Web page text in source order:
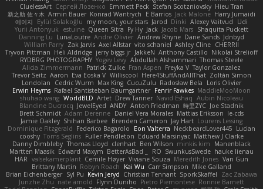
CluelessArt Cергей Лозенко Emmett Peck Stefan Scotzniovsky Hieu Tran
新之助 佐々木 Armin Bauer Konrad Wantrych E Barrios Jack Malone Harry Jumaidi
에이지
Eylül Solakoğlu my moon, your stars Jarod Dinki Alexey Vaitvud
Udi
Yurii Antonyuk
estuine Queen Sitra Fy Hy Jack Jacob Mars Shaquita Puckett
Danning Lu LunaLoutre Andre Olivier Andrew Rhyne Dane Sands Jdnbyd
William Parry Zak Jarvis Axel Allstar vito schaniel Ashley Cline CHERRII
Tryvon Pittman Heli Aldridge jerry biggs jr JakkeN Anthony Castillo Nikolai Strelioff
RYDBRG PHOTOGRAPHY Yogev Levy Abdullah Alshammari Thomas Steele
Alicia Zimmermann Patrick Zulke Fran Aspen Freyka V Taylor Gonzalez
Trevor Seitz Aaron Eva Eoska V Williscool Here4StuffAndAllThat Zoltán Simon
Londolan
Cedric Wurm Max King CucuZulu Radosław Bela
Loris Olivier
Erwin Heyms Rafael Santisteban Baumgartner Fenrir Fawkes MaddieMooMoon
shuhao wang WorldBLD Artet Drew Tanner Navid Eshaq Aubin Nicoleau
Blandine Ducrocq JewelEyed ANDY Anton Friedman 時里ZYC Joe Stadnik
Brett Schmidt Adam Derenne Daniel Vera Morales Mattias Eriksson le-cds
Jamie Oakley Shihan Barbee Brenden Cameron Jay Hart Lourens Lessing
Dominique Fitzgerald Federico Bagarolo Eon Valterra NeckbeardLover445 Lucian
cooshy Toms Seglins Fuller Pendleton Eduard Marsinyac Matthew J Clarke
Danny Dimbleby Thomas Lloyd clenhart Ben Wilson minkis kim
Manenblack
Martten Maasik Edward Maxym BetterAsBad _ RO SwunkusSwede hauke lienau
HAR valsekamerplant Cemile Høyer Viviane Souza Meredith Jones Van Gun
Brittany Martin Robyn Roach Kai Wu Carr Simpson Mike Galland
Brian Eichenberger Syl Pu Kevin Jeryd Christian Tennant SporkSkaffel
Zac Zabawa
Junzhe Zhu nate arnold Flynn Duniho Pietro Piemontese Ronnie Barnett